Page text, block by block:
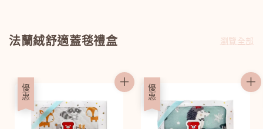
法蘭絨舒適蓋毯禮盒 瀏覽全部
優惠 優惠